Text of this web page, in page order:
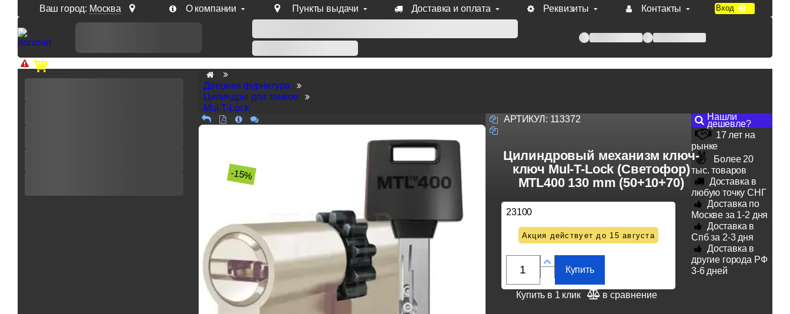
Ваш город: Москва О компании Пункты выдачи Доставка и оплата Реквизиты Контакты Вход
Доп. скидка от цен на сайте 7% при заказе от 50 тыс. руб продукции Venezia, Fratelli, Tupai, Extreza, Melodia, Forme при оплате по счету.
Дверная фурнитура
Цилиндры для замков
Mul-T-Lock
-15%
АРТИКУЛ: 113372
Цилиндровый механизм ключ-
ключ Mul-T-Lock (Светофор)
MTL400 130 mm (50+10+70)
23100
Акция действует до 15 августа
Купить
Купить в 1 клик в сравнение
Нашли
дешевле?
17 лет на
рынке
Более 20
тыс. товаров
Доставка в
любую точку СНГ
Доставка по
Москве за 1-2 дня
Доставка в
Спб за 2-3 дня
Доставка в
другие города РФ
3-6 дней